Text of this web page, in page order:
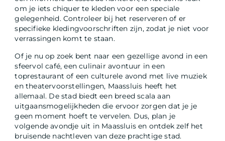
om je iets chiquer te kleden voor een speciale
gelegenheid. Controleer bij het reserveren of er
specifieke kledingvoorschriften zijn, zodat je niet voor
verrassingen komt te staan.
Of je nu op zoek bent naar een gezellige avond in een
sfeervol café, een culinair avontuur in een
toprestaurant of een culturele avond met live muziek
en theatervoorstellingen, Maassluis heeft het
allemaal. De stad biedt een breed scala aan
uitgaansmogelijkheden die ervoor zorgen dat je je
geen moment hoeft te vervelen. Dus, plan je
volgende avondje uit in Maassluis en ontdek zelf het
bruisende nachtleven van deze prachtige stad.